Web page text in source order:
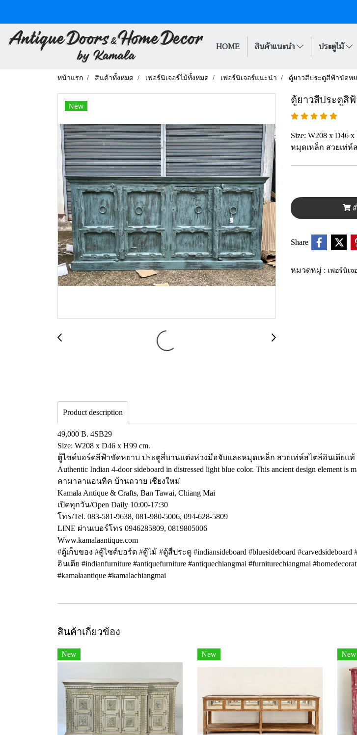
HOME สินค้าแนะนำ ประตูไม้
หน้าแรก สินค้าทั้งหมด เฟอร์นิเจอร์ไม้ทั้งหมด เฟอร์นิเจอร์แนะนำ ตู้ยาวสีประตูสีฟ้าขัดห
New
ตู้ยาวสีประตูสี
Size: W208 x
หมุดเหล็ก สวยเท่ห์
Share
หมวดหมู่ : เฟอร์นิเ
Product description
49,000 B. 4SB29
Size: W208 x D46 x H99 cm.
ตู้ไซด์บอร์ดสีฟ้าขัดหยาบ ประตูสี่บานแต่งห่วงมือจับและหมุดเหล็ก สวยเท่ห์สไตล์อินเดียแท้
Authentic Indian 4-door sideboard in distressed light blue color. This ancient design element is
คามาลาแอนทิค บ้านถวาย เชียงใหม่
Kamala Antique & Crafts, Ban Tawai, Chiang Mai
เปิดทุกวัน/Open Daily 10:00-17:30
โทร/Tel. 083-581-9638, 081-980-5006, 094-628-5809
LINE ผ่านเบอร์โทร 0946285809, 0819805006
Www.kamalaantique.com
#ตู้เก็บของ #ตู้ไซด์บอร์ด #ตู้ไม้ #ตู้สี่ประตู #indiansideboard #bluesideboard
อินเดีย #indianfurniture #antiquefurniture #antiquechiangmai #furniturechiangmai
#kamalaantique #kamalachiangmai
สินค้าเกี่ยวข้อง
New New New